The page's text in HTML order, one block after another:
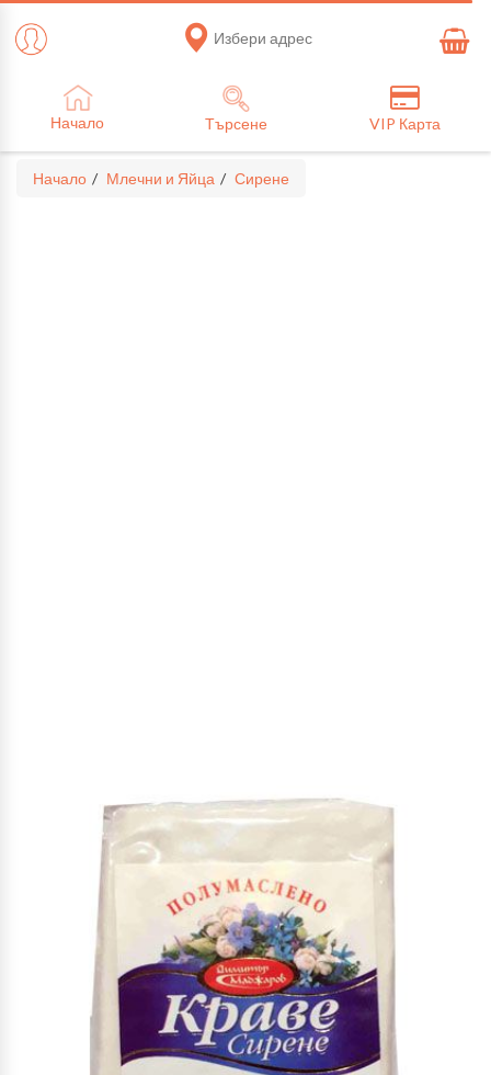
Избери адрес
Начало Търсене VIP Карта
Начало Млечни и Яйца Сирене